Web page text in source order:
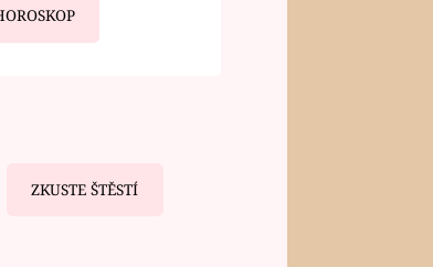
ZKUSTE ŠTĚSTÍ